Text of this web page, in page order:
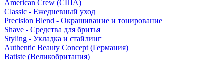
American Crew (США)
Classic - Ежедневный уход
Precision Blend - Окрашивание и тонирование
Shave - Средства для бритья
Styling - Укладка и стайлинг
Authentic Beauty Concept (Германия)
Batiste (Великобритания)